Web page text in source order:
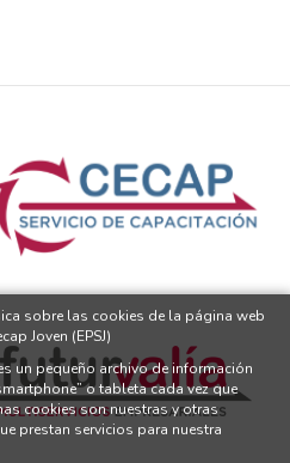
sobre las cookies de la página web
Joven (EPSJ)
un pequeño archivo de información
o tableta cada vez que
cookies son nuestras y otras
prestan servicios para nuestra